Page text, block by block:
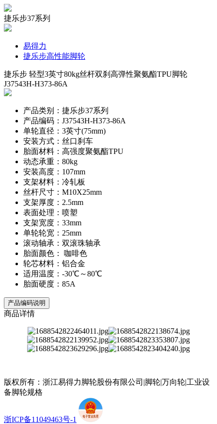
捷乐步37系列
易得力
捷乐步高性能脚轮
捷乐步 轻型3英寸80kg丝杆双刹高弹性聚氨酯TPU脚轮
J37543H-H373-86A
产品类别：捷乐步37系列
产品编码：J37543H-H373-86A
单轮直径：3英寸(75mm)
安装方式：丝口刹车
胎面材料：高强度聚氨酯TPU
动态承重：80kg
安装高度：107mm
支架材料：冷轧板
丝杆尺寸：M10X25mm
支架厚度：2.5mm
表面处理：喷塑
支架宽度：33mm
单轮轮宽：25mm
滚动轴承：双滚珠轴承
胎面颜色： 咖啡色
轮芯材料：铝合金
适用温度：-30℃～80℃
胎面硬度：85A
产品编码说明
商品详情
版权所有：浙江易得力脚轮股份有限公司|脚轮|万向轮|工业设
备脚轮规格
浙ICP备11049463号-1